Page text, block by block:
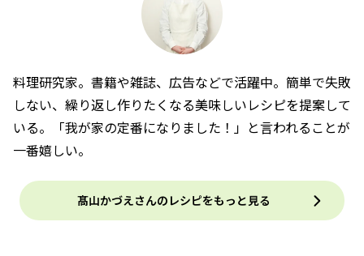
料理研究家。書籍や雑誌、広告などで活躍中。簡単で失敗
しない、繰り返し作りたくなる美味しいレシピを提案して
いる。「我が家の定番になりました！」と言われることが
一番嬉しい。
髙山かづえさんのレシピをもっと見る